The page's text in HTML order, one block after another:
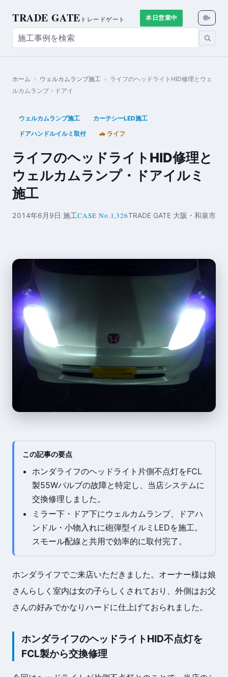
TRADE GATE トレードゲート 本日営業中 🌐▾
ホーム › ウェルカムランプ施工 › ライフのヘッドライトHID修理とウェ
ルカムランプ・ドアイ
ウェルカムランプ施工 カーテシーLED施工
ドアハンドルイルミ取付 🚗 ライフ
ライフのヘッドライトHID修理と
ウェルカムランプ・ドアイルミ
施工
2014年6月9日 施工CASE No.1,326TRADE GATE 大阪・和泉市
この記事の要点
ホンダライフのヘッドライト片側不点灯をFCL
製55Wバルブの故障と特定し、当店システムに
交換修理しました。
ミラー下・ドア下にウェルカムランプ、ドアハ
ンドル・小物入れに砲弾型イルミLEDを施工。
スモール配線と共用で効率的に取付完了。
ホンダライフでご来店いただきました。オーナー様は娘
さんらしく室内は女の子らしくされており、外側はお父
さんの好みでかなりハードに仕上げておられました。
ホンダライフのヘッドライトHID不点灯を
FCL製から交換修理